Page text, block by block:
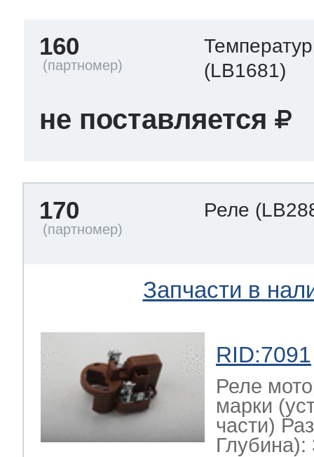
160
(LB1681)
не поставляется
170 Реле
Запчасти в
RID:7091
Реле
марки
части)
Глубина):